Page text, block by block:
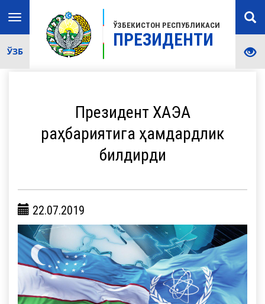
ЎЗБЕКИСТОН РЕСПУБЛИКАСИ
ПРЕЗИДЕНТИ
Toggle
navigation
ЎЗБ
Президент ХАЭА
раҳбариятига ҳамдардлик
билдирди
22.07.2019